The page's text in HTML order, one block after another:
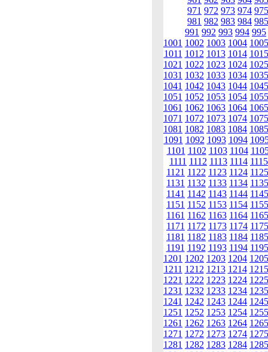
971 972 973 974 975
981 982 983 984 985
991 992 993 994 995
1001 1002 1003 1004 1005
1011 1012 1013 1014 1015
1021 1022 1023 1024 1025
1031 1032 1033 1034 1035
1041 1042 1043 1044 1045
1051 1052 1053 1054 1055
1061 1062 1063 1064 1065
1071 1072 1073 1074 1075
1081 1082 1083 1084 1085
1091 1092 1093 1094
1101 1102 1103 1104
1111 1112 1113 1114 1115
1121 1122 1123 1124 1125
1131 1132 1133 1134 1135
1141 1142 1143 1144 1145
1151 1152 1153 1154 1155
1161 1162 1163 1164 1165
1171 1172 1173 1174 1175
1181 1182 1183 1184 1185
1191 1192 1193 1194 1195
1201 1202 1203 1204 1205
1211 1212 1213 1214 1215
1221 1222 1223 1224 1225
1231 1232 1233 1234 1235
1241 1242 1243 1244 1245
1251 1252 1253 1254 1255
1261 1262 1263 1264 1265
1271 1272 1273 1274 1275
1281 1282 1283 1284 1285